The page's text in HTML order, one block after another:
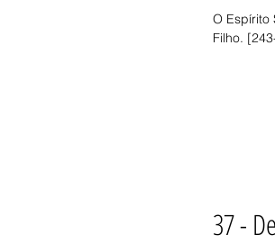
O Espírito
Filho.
37 -